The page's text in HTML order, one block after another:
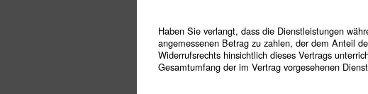
Haben Sie verlangt, dass die Dienstleistungen
angemessenen Betrag zu zahlen, der dem Anteil
Widerrufsrechts hinsichtlich dieses Vertrags
Gesamtumfang der im Vertrag vorgesehenen